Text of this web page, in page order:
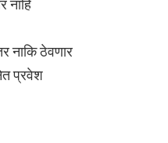
नाहि
नाकि ठेवणार
प्रवेश